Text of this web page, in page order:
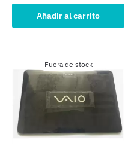
Añadir al carrito
Fuera de stock